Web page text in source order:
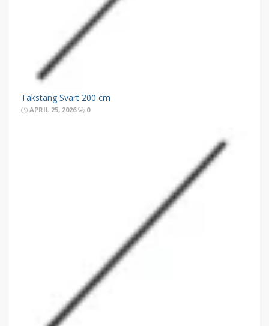
Takstang Svart 200 cm
APRIL 25, 2026 0